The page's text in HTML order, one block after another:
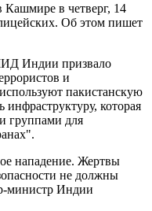
Кашмире в четверг, 14
Об этом пишет
Индии призвало
и
пакистанскую
которая
группами для
нападение. Жертвы
не должны
министр Индии